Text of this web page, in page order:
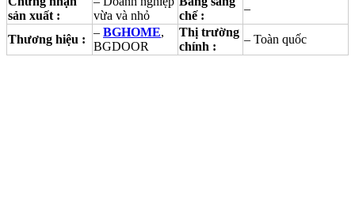
sản xuất :
vừa và nhỏ
chế :
–
Thương hiệu :
– BGHOME,
BGDOOR
Thị trường
chính :
– Toàn quốc